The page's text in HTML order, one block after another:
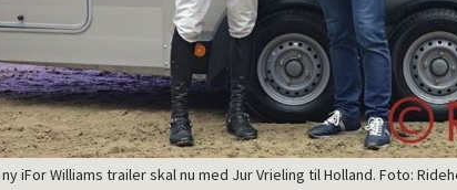
ny iFor Williams trailer skal nu med Jur Vrieling til Holland. Foto: